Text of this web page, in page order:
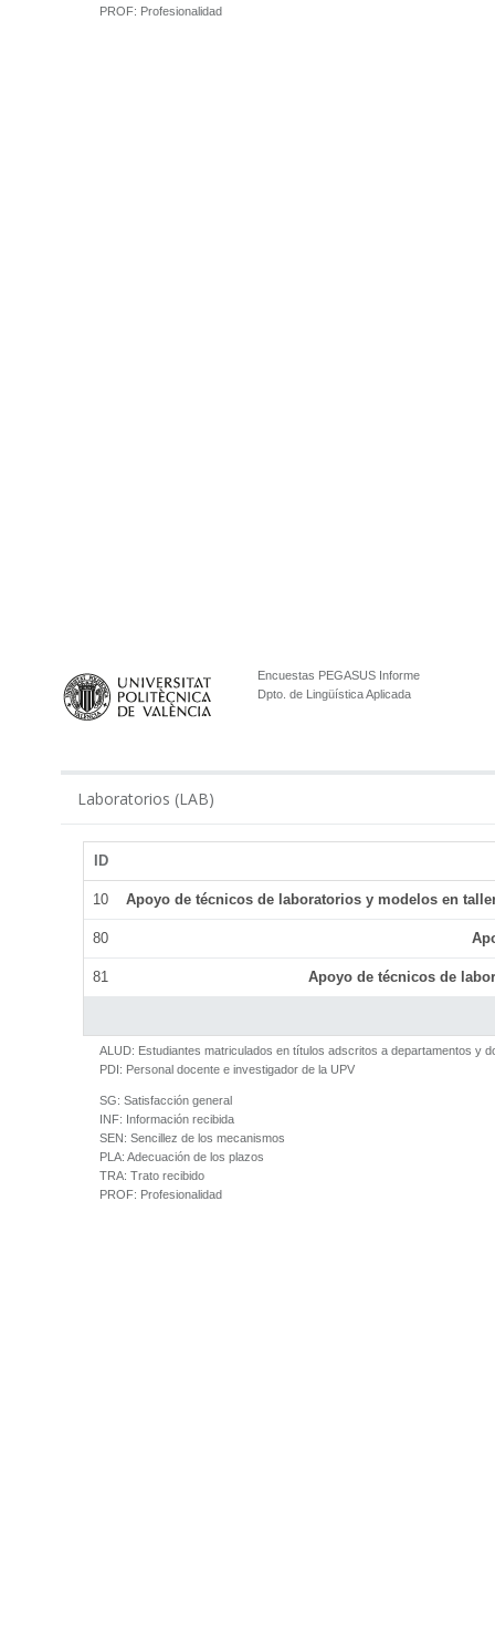
PROF: Profesionalidad
Encuestas PEGASUS Informe
Dpto. de Lingüística Aplicada
Laboratorios (LAB)
ID
10 Apoyo de técnicos de laboratorios y modelos en
80
81 Apoyo de técnicos de
ALUD: Estudiantes matriculados en títulos adscritos a departamentos y
PDI: Personal docente e investigador de la UPV
SG: Satisfacción general
INF: Información recibida
SEN: Sencillez de los mecanismos
PLA: Adecuación de los plazos
TRA: Trato recibido
PROF: Profesionalidad